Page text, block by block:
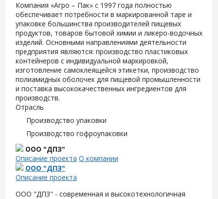
Компания «Агро – Пак» с 1997 года полностью
обеспечивает потребности в маркированной таре и
упаковке большинства производителей пищевых
продуктов, товаров бытовой химии и ликеро-водочных
изделий. Основными направлениями деятельности
предприятия являются: производство пластиковых
контейнеров с индивидуальной маркировкой,
изготовление самоклеящейся этикетки, производство
полиамидных оболочек для пищевой промышленности
и поставка высококачественных ингредиентов для
производств.
Отрасль
Производство упаковки
Производство гофроупаковки
ООО "ДПЗ"
Описание проекта О компании
ООО "ДПЗ"
Описание проекта
ООО "ДПЗ" - современная и высокотехнологичная